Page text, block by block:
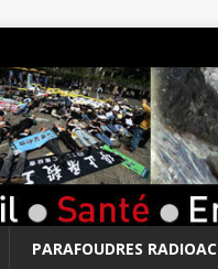
PARAFOUDRES